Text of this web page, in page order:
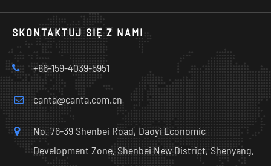
SKONTAKTUJ SIĘ Z NAMI
+86-159-4039-5951
canta@canta.com.cn
No. 76-39 Shenbei Road, Daoyi Economic
Development Zone, Shenbei New District, Shenyang,